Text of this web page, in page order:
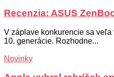
Recenzia: ASUS
V záplave konkurencie sa
10. generácie. Rozhodne...
Novinky